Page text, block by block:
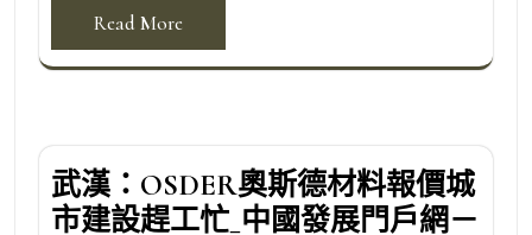
Read More
武漢：OSDER奧斯德材料報價城
市建設趕工忙_中國發展門戶網－